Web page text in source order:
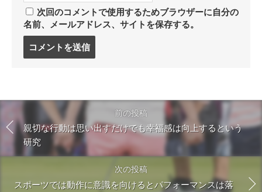
次回のコメントで使用するためブラウザーに自分の
名前、メールアドレス、サイトを保存する。
る
前の投稿
親切な行動は思い出すだけでも幸福感は向上するという
研究
次の投稿
スポーツでは動作に意識を向けるとパフォーマンスは落